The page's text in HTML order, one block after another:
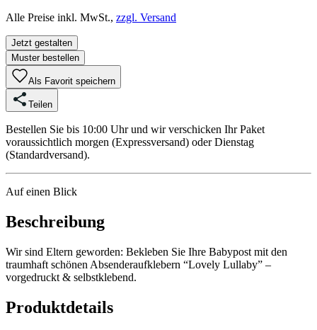
Alle Preise inkl. MwSt., zzgl. Versand
Jetzt gestalten
Muster bestellen
Als Favorit speichern
Teilen
Bestellen Sie bis 10:00 Uhr und wir verschicken Ihr Paket
voraussichtlich morgen (Expressversand) oder Dienstag
(Standardversand).
Auf einen Blick
Beschreibung
Wir sind Eltern geworden: Bekleben Sie Ihre Babypost mit den
traumhaft schönen Absenderaufklebern “Lovely Lullaby” –
vorgedruckt & selbstklebend.
Produktdetails